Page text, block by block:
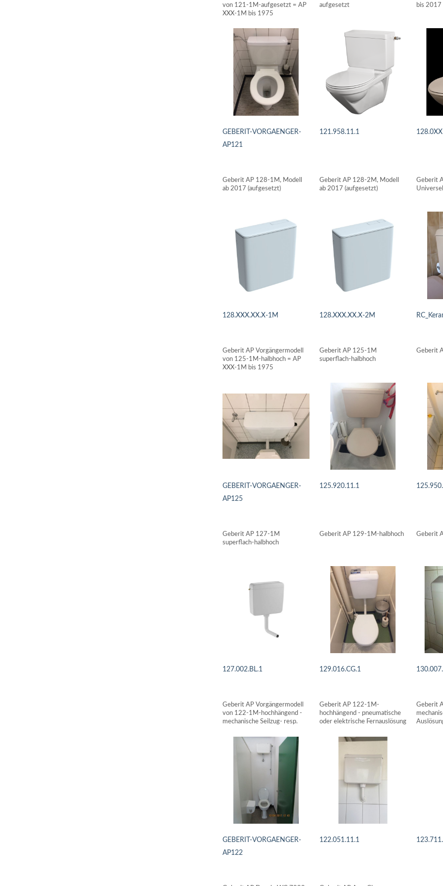
von 121-1M-aufgesetzt = AP
XXX-1M bis 1975
GEBERIT-VORGAENGER-
AP121
aufgesetzt
121.958.11.1
bis 2017
Geberit AP 128-1M, Modell
ab 2017 (aufgesetzt)
128.XXX.XX.X-1M
Geberit AP 128-2M, Modell
ab 2017 (aufgesetzt)
128.XXX.XX.X-2M
Geberit
Geberit AP Vorgängermodell
von 125-1M-halbhoch = AP
XXX-1M bis 1975
GEBERIT-VORGAENGER-
AP125
Geberit AP 125-1M
superflach-halbhoch
125.920.11.1
Geberit
Geberit AP 127-1M
superflach-halbhoch
127.002.BL.1
Geberit AP 129-1M-halbhoch
129.016.CG.1
Geberit
Geberit AP Vorgängermodell
von 122-1M-hochhängend -
mechanische Seilzug- resp.
GEBERIT-VORGAENGER-
AP122
Geberit AP 122-1M-
hochhängend - pneumatische
oder elektrische Fernauslösung
122.051.11.1
Geberit